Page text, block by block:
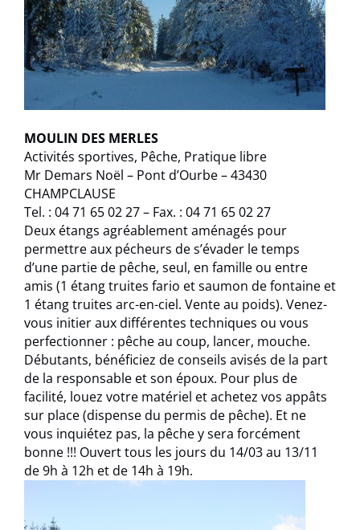
MOULIN DES MERLES
Activités sportives, Pêche, Pratique libre
Mr Demars Noël – Pont d’Ourbe – 43430
CHAMPCLAUSE
Tel. : 04 71 65 02 27 – Fax. : 04 71 65 02 27
Deux étangs agréablement aménagés pour
permettre aux pécheurs de s’évader le temps
d’une partie de pêche, seul, en famille ou entre
amis (1 étang truites fario et saumon de fontaine et
1 étang truites arc-en-ciel. Vente au poids). Venez-
vous initier aux différentes techniques ou vous
perfectionner : pêche au coup, lancer, mouche.
Débutants, bénéficiez de conseils avisés de la part
de la responsable et son époux. Pour plus de
facilité, louez votre matériel et achetez vos appâts
sur place (dispense du permis de pêche). Et ne
vous inquiétez pas, la pêche y sera forcément
bonne !!! Ouvert tous les jours du 14/03 au 13/11
de 9h à 12h et de 14h à 19h.